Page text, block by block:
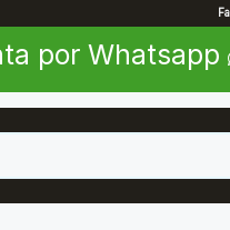
por Whatsapp